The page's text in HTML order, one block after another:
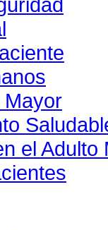
Mayor
el Adulto